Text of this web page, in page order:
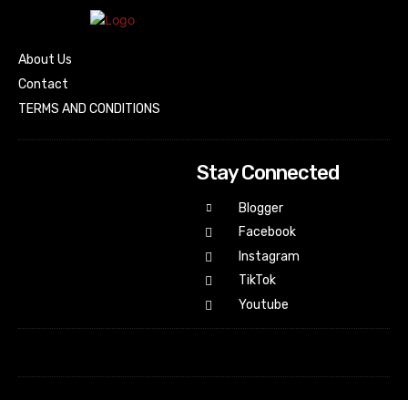
About Us
Contact
TERMS AND CONDITIONS
Stay Connected
Blogger
Facebook
Instagram
TikTok
Youtube